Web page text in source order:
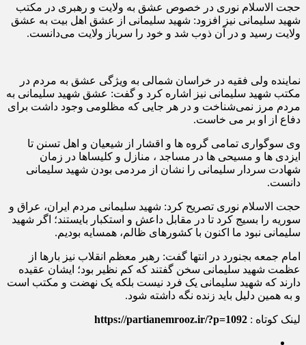
حجت الاسلام نوری در خصوص عشق به ولایت و رهبری در مکتب
شهید سلیمانی نیز افزود: شهید سلیمانی از عشق اهل بیت به عشق
ولایت رسید و در آن ذوب شد و خود را سرباز ولایت می‌دانست.
نماینده ولی فقیه در خراسان شمالی به ویژگی عشق به مردم در
مکتب شهید سلیمانی نیز اشاره کرد و گفت: عشق شهید سلیمانی به
مردم مرز نمی‌شناخت و در هر جایی که مظلومی وجود داشت برای
دفاع از او بر می خاست.
وی سوگواری تمامی گروه ها و اقشار از شیعیان و اهل تسنن تا
ایزدی ها و مسیحی ها در مساجد ، منازل و کلیساها در زمان
شهادت سردار سلیمانی را نشان از مردمی بودن شهید سلیمانی
دانست.
حجت الاسلام نوری تصریح کرد: شهید سلیمانی مردم ایران، عراق و
سوریه را بسیج کرد تا در مقابل داعش و استکبار بایستند؛ اگر شهید
سلیمانی نبود ما اکنون با کشورهای ظالم، همسایه بودیم.
امام جمعه بجنورد در انتها گفت: رهبر معظم انقلاب نیز بارها از
عظمت شهید سلیمانی سخن گفتند که کم نظیر بود؛ ایشان عقیده
دارند که شهید سلیمانی یک فرد نیست بلکه یک نهضت و مکتب است
و به همین دلیل باید زنده نگه داشته شود.
لینک کوتاه : https://partianemrooz.ir/?p=1092